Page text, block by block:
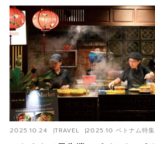
2025.10.24 TRAVEL 2025.10 ベトナム特集